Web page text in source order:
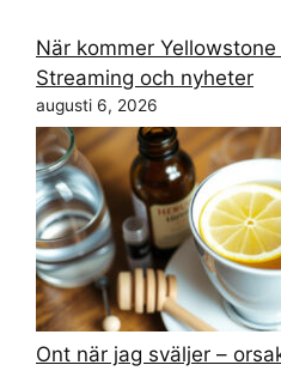
När kommer
Streaming och nyheter
augusti 6, 2026
Ont när jag sväljer –